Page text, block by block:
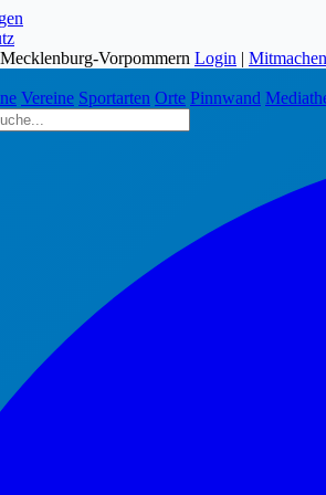
Vorpommern Login | Mitmachen
Vereine Sportarten Orte Pinnwand